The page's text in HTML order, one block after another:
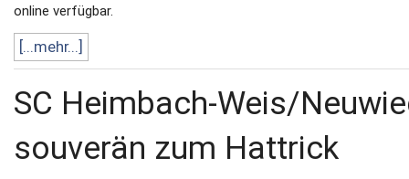
online verfügbar.
[...mehr...]
SC Heimbach-Weis/
souverän zum Hattrick